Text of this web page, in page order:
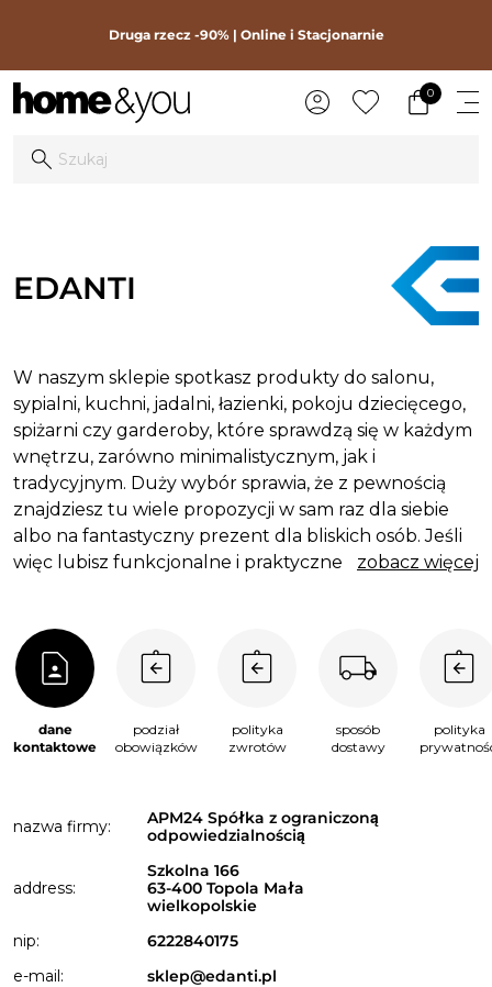
Druga rzecz -90% | Online i Stacjonarnie
0
EDANTI
W naszym sklepie spotkasz produkty do salonu,
sypialni, kuchni, jadalni, łazienki, pokoju dziecięcego,
spiżarni czy garderoby, które sprawdzą się w każdym
wnętrzu, zarówno minimalistycznym, jak i
tradycyjnym. Duży wybór sprawia, że z pewnością
znajdziesz tu wiele propozycji w sam raz dla siebie
albo na fantastyczny prezent dla bliskich osób. Jeśli
więc lubisz funkcjonalne i praktyczne rzeczy zzobacz więcej
dane
kontaktowe
podział
obowiązków
polityka
zwrotów
sposób
dostawy
polityka
nazwa firmy:
APM24 Spółka z ograniczoną
odpowiedzialnością
address:
Szkolna 166
63-400 Topola Mała
wielkopolskie
nip:
6222840175
e-mail:
sklep@edanti.pl